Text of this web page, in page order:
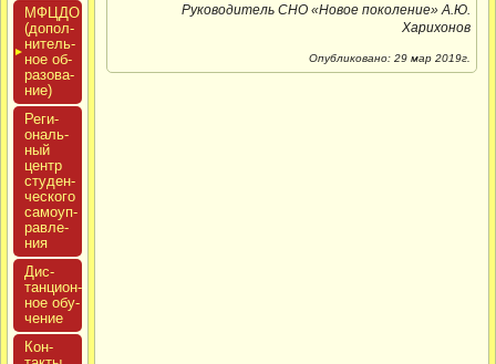
МФЦДО
(до­пол­
ни­тель­
ное об­
ра­зова­
ние)
Реги­
ональ­
ный
центр
сту­ден­
ческо­го
са­мо­уп­
равле­
ния
Дис­
танци­он­
ное обу­
чение
Кон­
Руководитель СНО «Новое поколение» А.Ю.
Харихонов
Опубликовано: 29 мар 2019г.